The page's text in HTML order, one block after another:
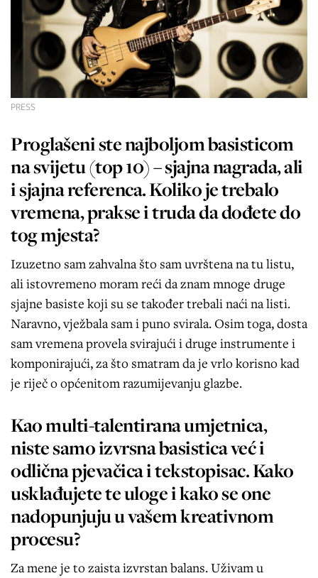
PRESS
Proglašeni ste najboljom basisticom
na svijetu (top 10) – sjajna nagrada, ali
i sjajna referenca. Koliko je trebalo
vremena, prakse i truda da dođete do
tog mjesta?
Izuzetno sam zahvalna što sam uvrštena na tu listu,
ali istovremeno moram reći da znam mnoge druge
sjajne basiste koji su se također trebali naći na listi.
Naravno, vježbala sam i puno svirala. Osim toga, dosta
sam vremena provela svirajući i druge instrumente i
komponirajući, za što smatram da je vrlo korisno kad
je riječ o općenitom razumijevanju glazbe.
Kao multi-talentirana umjetnica,
niste samo izvrsna basistica već i
odlična pjevačica i tekstopisac. Kako
usklađujete te uloge i kako se one
nadopunjuju u vašem kreativnom
procesu?
Za mene je to zaista izvrstan balans. Uživam u